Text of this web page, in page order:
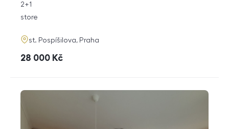
rozměry
2+1
funkce
store
adresa
st. Pospíšilova, Praha
cena
28 000 Kč